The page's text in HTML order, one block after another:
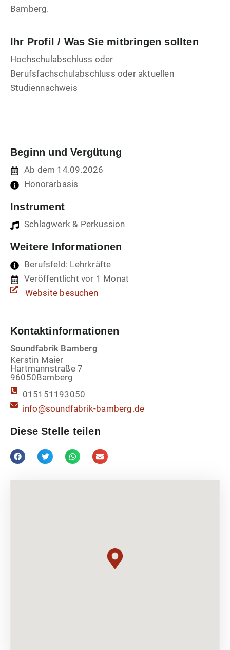
Bamberg.
Ihr Profil / Was Sie mitbringen sollten
Hochschulabschluss oder
Berufsfachschulabschluss oder aktuellen
Studiennachweis
Beginn und Vergütung
Ab dem 14.09.2026
Honorarbasis
Instrument
Schlagwerk & Perkussion
Weitere Informationen
Berufsfeld: Lehrkräfte
Veröffentlicht vor 1 Monat
Website besuchen
Kontaktinformationen
Soundfabrik Bamberg
Kerstin Maier
Hartmannstraße 7
96050Bamberg
015151193050
info@soundfabrik-bamberg.de
Diese Stelle teilen